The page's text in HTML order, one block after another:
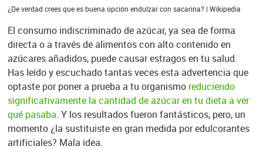
¿De verdad crees que es buena opción endulzar con sacarina? | Wikipedia
El consumo indiscriminado de azúcar, ya sea de forma
directa o a través de alimentos con alto contenido en
azúcares añadidos, puede causar estragos en tu salud.
Has leído y escuchado tantas veces esta advertencia que
optaste por poner a prueba a tu organismo reduciendo
significativamente la cantidad de azúcar en tu dieta a ver
qué pasaba. Y los resultados fueron fantásticos, pero, un
momento ¿la sustituiste en gran medida por edulcorantes
artificiales? Mala idea.